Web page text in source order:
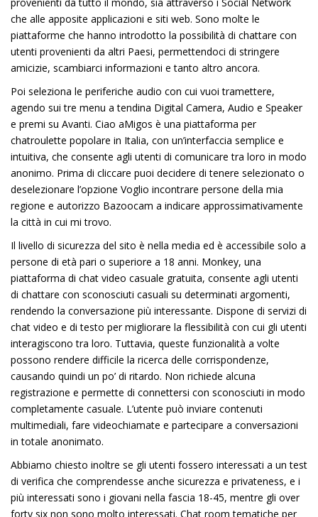
che alle apposite applicazioni e siti web. Sono molte le
piattaforme che hanno introdotto la possibilità di chattare con
utenti provenienti da altri Paesi, permettendoci di stringere
amicizie, scambiarci informazioni e tanto altro ancora.
Poi seleziona le periferiche audio con cui vuoi tramettere,
agendo sui tre menu a tendina Digital Camera, Audio e Speaker
e premi su Avanti. Ciao aMigos è una piattaforma per
chatroulette popolare in Italia, con un’interfaccia semplice e
intuitiva, che consente agli utenti di comunicare tra loro in modo
anonimo. Prima di cliccare puoi decidere di tenere selezionato o
deselezionare l’opzione Voglio incontrare persone della mia
regione e autorizzo Bazoocam a indicare approssimativamente
la città in cui mi trovo.
Il livello di sicurezza del sito è nella media ed è accessibile solo a
persone di età pari o superiore a 18 anni. Monkey, una
piattaforma di chat video casuale gratuita, consente agli utenti
di chattare con sconosciuti casuali su determinati argomenti,
rendendo la conversazione più interessante. Dispone di servizi di
chat video e di testo per migliorare la flessibilità con cui gli utenti
interagiscono tra loro. Tuttavia, queste funzionalità a volte
possono rendere difficile la ricerca delle corrispondenze,
causando quindi un po’ di ritardo. Non richiede alcuna
registrazione e permette di connettersi con sconosciuti in modo
completamente casuale. L’utente può inviare contenuti
multimediali, fare videochiamate e partecipare a conversazioni
in totale anonimato.
Abbiamo chiesto inoltre se gli utenti fossero interessati a un test
di verifica che comprendesse anche sicurezza e privateness, e i
più interessati sono i giovani nella fascia 18-45, mentre gli over
forty six non sono molto interessati. Chat room tematiche per